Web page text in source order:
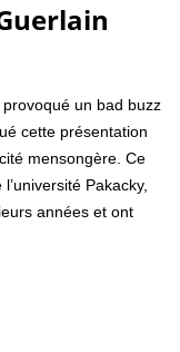
un bad buzz
cette présentation
mensongère. Ce
Pakacky,
années et ont